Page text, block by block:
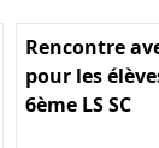
Rencontre
pour les
6ème LS SC